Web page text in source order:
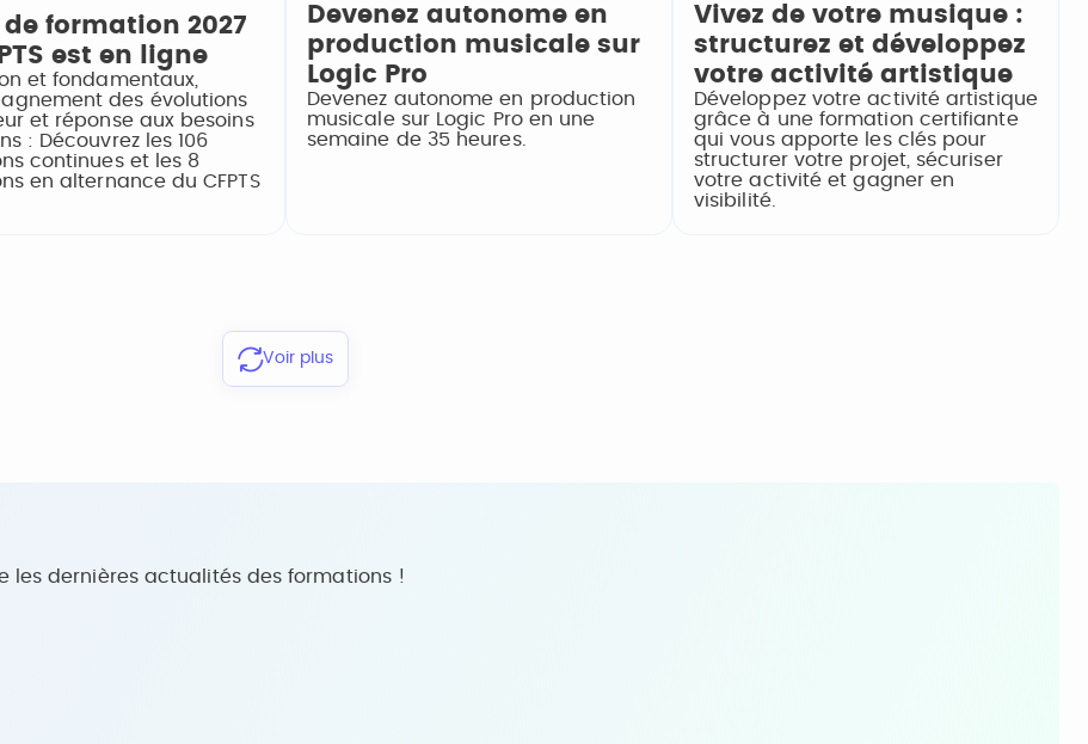
de formation 2027
est en ligne
et fondamentaux,
des évolutions
et réponse aux besoins
: Découvrez les 106
continues et les 8
en alternance du CFPTS
Devenez autonome en
production musicale sur
Logic Pro
Devenez autonome en production
musicale sur Logic Pro en une
semaine de 35 heures.
Vivez de votre musique :
structurez et développez
votre activité artistique
Développez votre activité artistique
grâce à une formation certifiante
qui vous apporte les clés pour
structurer votre projet, sécuriser
votre activité et gagner en
visibilité.
Voir plus
les dernières actualités des formations !